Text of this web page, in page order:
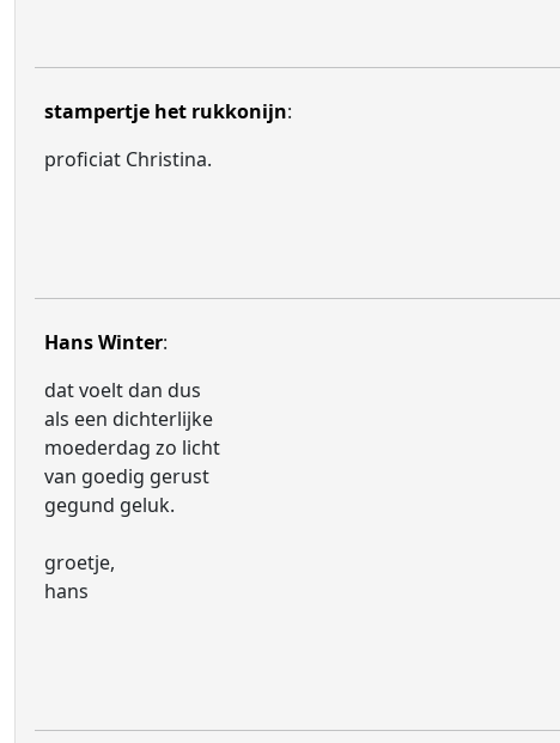
stampertje het rukkonijn:
proficiat Christina.
Hans Winter:
dat voelt dan dus
als een dichterlijke
moederdag zo licht
van goedig gerust
gegund geluk.
groetje,
hans